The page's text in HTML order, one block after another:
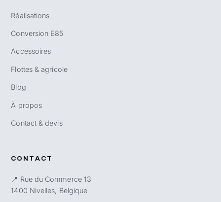
Réalisations
Conversion E85
Accessoires
Flottes & agricole
Blog
À propos
Contact & devis
CONTACT
📍 Rue du Commerce 13
1400 Nivelles, Belgique